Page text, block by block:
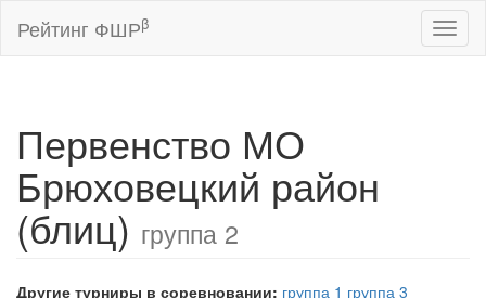
Рейтинг ФШРβ
Первенство МО
Брюховецкий район
(блиц) группа 2
Другие турниры в соревновании: группа 1 группа 3